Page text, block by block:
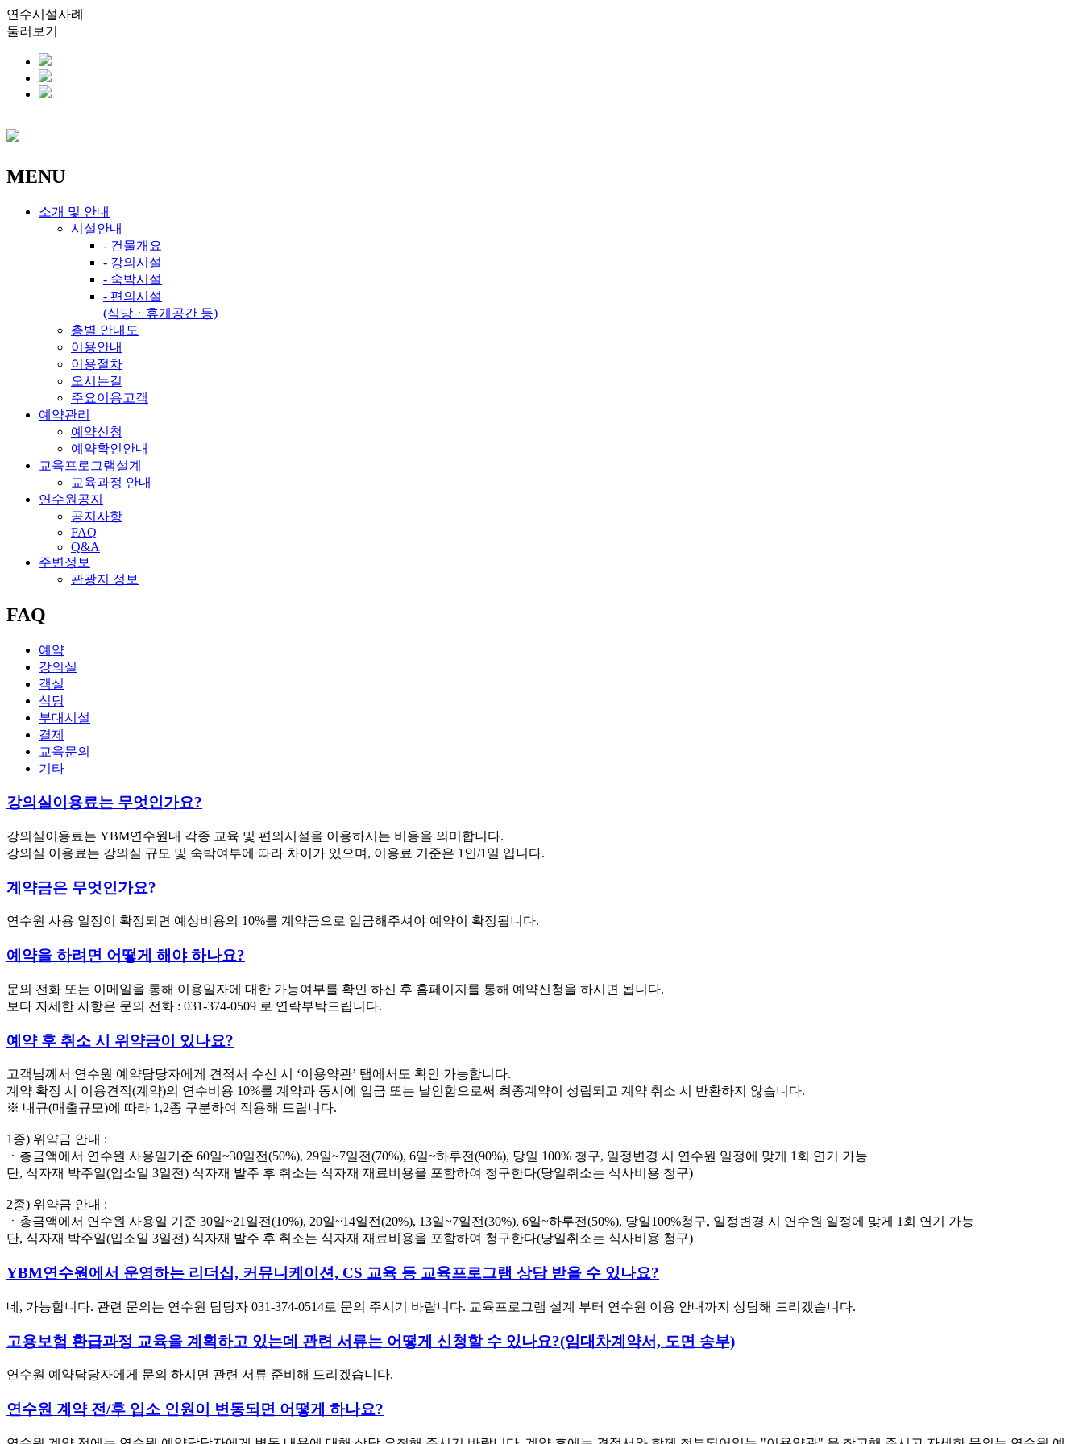
연수시설사례
둘러보기
MENU
소개 및 안내
시설안내
- 건물개요
- 강의시설
- 숙박시설
- 편의시설
(식당ㆍ휴게공간 등)
층별 안내도
이용안내
이용절차
오시는길
주요이용고객
예약관리
예약신청
예약확인안내
교육프로그램설계
교육과정 안내
연수원공지
공지사항
FAQ
Q&A
주변정보
관광지 정보
FAQ
예약
강의실
객실
식당
부대시설
결제
교육문의
기타
강의실이용료는 무엇인가요?
강의실이용료는 YBM연수원내 각종 교육 및 편의시설을 이용하시는 비용을 의미합니다.
강의실 이용료는 강의실 규모 및 숙박여부에 따라 차이가 있으며, 이용료 기준은 1인/1일 입니다.
계약금은 무엇인가요?
연수원 사용 일정이 확정되면 예상비용의 10%를 계약금으로 입금해주셔야 예약이 확정됩니다.
예약을 하려면 어떻게 해야 하나요?
문의 전화 또는 이메일을 통해 이용일자에 대한 가능여부를 확인 하신 후 홈페이지를 통해 예약신청을 하시면 됩니다.
보다 자세한 사항은 문의 전화 : 031-374-0509 로 연락부탁드립니다.
예약 후 취소 시 위약금이 있나요?
고객님께서 연수원 예약담당자에게 견적서 수신 시 ‘이용약관’ 탭에서도 확인 가능합니다.
계약 확정 시 이용견적(계약)의 연수비용 10%를 계약과 동시에 입금 또는 날인함으로써 최종계약이 성립되고 계약 취소 시 반환하지 않습니다.
※ 내규(매출규모)에 따라 1,2종 구분하여 적용해 드립니다.
1종) 위약금 안내 :
ㆍ총금액에서 연수원 사용일기준 60일~30일전(50%), 29일~7일전(70%), 6일~하루전(90%), 당일 100% 청구, 일정변경 시 연수원 일정에 맞게 1회 연기 가능
단, 식자재 박주일(입소일 3일전) 식자재 발주 후 취소는 식자재 재료비용을 포함하여 청구한다(당일취소는 식사비용 청구)
2종) 위약금 안내 :
ㆍ총금액에서 연수원 사용일 기준 30일~21일전(10%), 20일~14일전(20%), 13일~7일전(30%), 6일~하루전(50%), 당일100%청구, 일정변경 시 연수원 일정에 맞게 1회 연기 가능
단, 식자재 박주일(입소일 3일전) 식자재 발주 후 취소는 식자재 재료비용을 포함하여 청구한다(당일취소는 식사비용 청구)
YBM연수원에서 운영하는 리더십, 커뮤니케이션, CS 교육 등 교육프로그램 상담 받을 수 있나요?
네, 가능합니다. 관련 문의는 연수원 담당자 031-374-0514로 문의 주시기 바랍니다. 교육프로그램 설계 부터 연수원 이용 안내까지 상담해 드리겠습니다.
고용보험 환급과정 교육을 계획하고 있는데 관련 서류는 어떻게 신청할 수 있나요?(임대차계약서, 도면 송부)
연수원 예약담당자에게 문의 하시면 관련 서류 준비해 드리겠습니다.
연수원 계약 전/후 입소 인원이 변동되면 어떻게 하나요?